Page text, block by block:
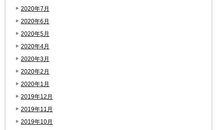
2020年7月
2020年6月
2020年5月
2020年4月
2020年3月
2020年2月
2020年1月
2019年12月
2019年11月
2019年10月